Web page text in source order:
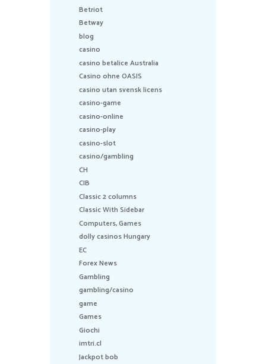
Betriot
Betway
blog
casino
casino betalice Australia
Casino ohne OASIS
casino utan svensk licens
casino-game
casino-online
casino-play
casino-slot
casino/gambling
CH
CIB
Classic 2 columns
Classic With Sidebar
Computers, Games
dolly casinos Hungary
EC
Forex News
Gambling
gambling/casino
game
Games
Giochi
imtri.cl
Jackpot bob